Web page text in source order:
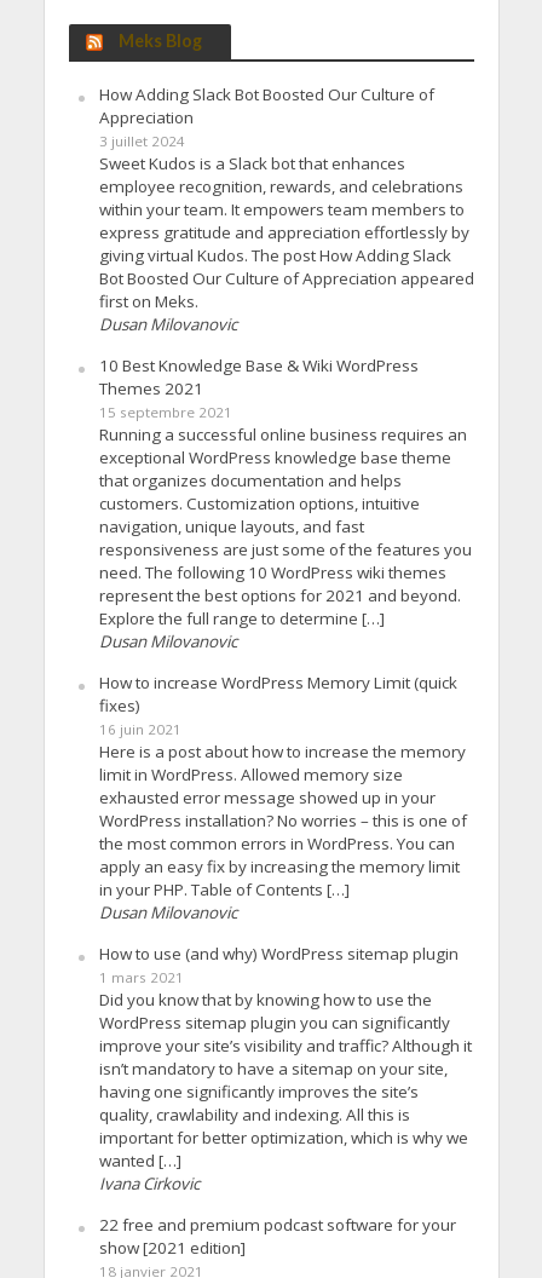
Meks Blog
How Adding Slack Bot Boosted Our Culture of
Appreciation
3 juillet 2024
Sweet Kudos is a Slack bot that enhances
employee recognition, rewards, and celebrations
within your team. It empowers team members to
express gratitude and appreciation effortlessly by
giving virtual Kudos. The post How Adding Slack
Bot Boosted Our Culture of Appreciation appeared
first on Meks.
Dusan Milovanovic
10 Best Knowledge Base & Wiki WordPress
Themes 2021
15 septembre 2021
Running a successful online business requires an
exceptional WordPress knowledge base theme
that organizes documentation and helps
customers. Customization options, intuitive
navigation, unique layouts, and fast
responsiveness are just some of the features you
need. The following 10 WordPress wiki themes
represent the best options for 2021 and beyond.
Explore the full range to determine […]
Dusan Milovanovic
How to increase WordPress Memory Limit (quick
fixes)
16 juin 2021
Here is a post about how to increase the memory
limit in WordPress. Allowed memory size
exhausted error message showed up in your
WordPress installation? No worries – this is one of
the most common errors in WordPress. You can
apply an easy fix by increasing the memory limit
in your PHP. Table of Contents […]
Dusan Milovanovic
How to use (and why) WordPress sitemap plugin
1 mars 2021
Did you know that by knowing how to use the
WordPress sitemap plugin you can significantly
improve your site’s visibility and traffic? Although it
isn’t mandatory to have a sitemap on your site,
having one significantly improves the site’s
quality, crawlability and indexing. All this is
important for better optimization, which is why we
wanted […]
Ivana Cirkovic
22 free and premium podcast software for your
show [2021 edition]
18 janvier 2021